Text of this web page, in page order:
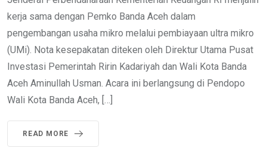
kerja sama dengan Pemko Banda Aceh dalam
pengembangan usaha mikro melalui pembiayaan ultra mikro
(UMi). Nota kesepakatan diteken oleh Direktur Utama Pusat
Investasi Pemerintah Ririn Kadariyah dan Wali Kota Banda
Aceh Aminullah Usman. Acara ini berlangsung di Pendopo
Wali Kota Banda Aceh, […]
READ MORE